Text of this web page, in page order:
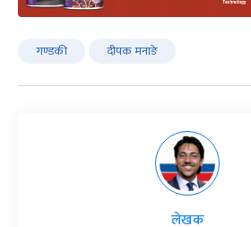
गण्डकी दीपक मनाङे
लेखक